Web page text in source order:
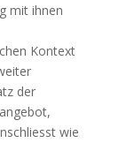
mit ihnen
Kontext
der
wie